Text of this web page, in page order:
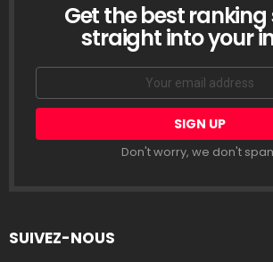
LETTRE
D’INFORMATION
Get the best ranking
straight into your
Email
Don't worry, we don't
SUIVEZ-NOUS